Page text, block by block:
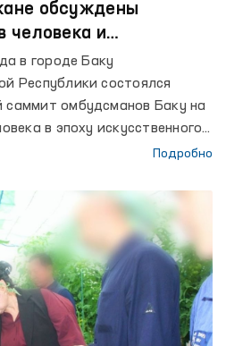
обсуждены
человека и
интеллекта
в городе Баку
Республики состоялся
омбудсманов Баку на
в эпоху искусственного
риски и
Подробно